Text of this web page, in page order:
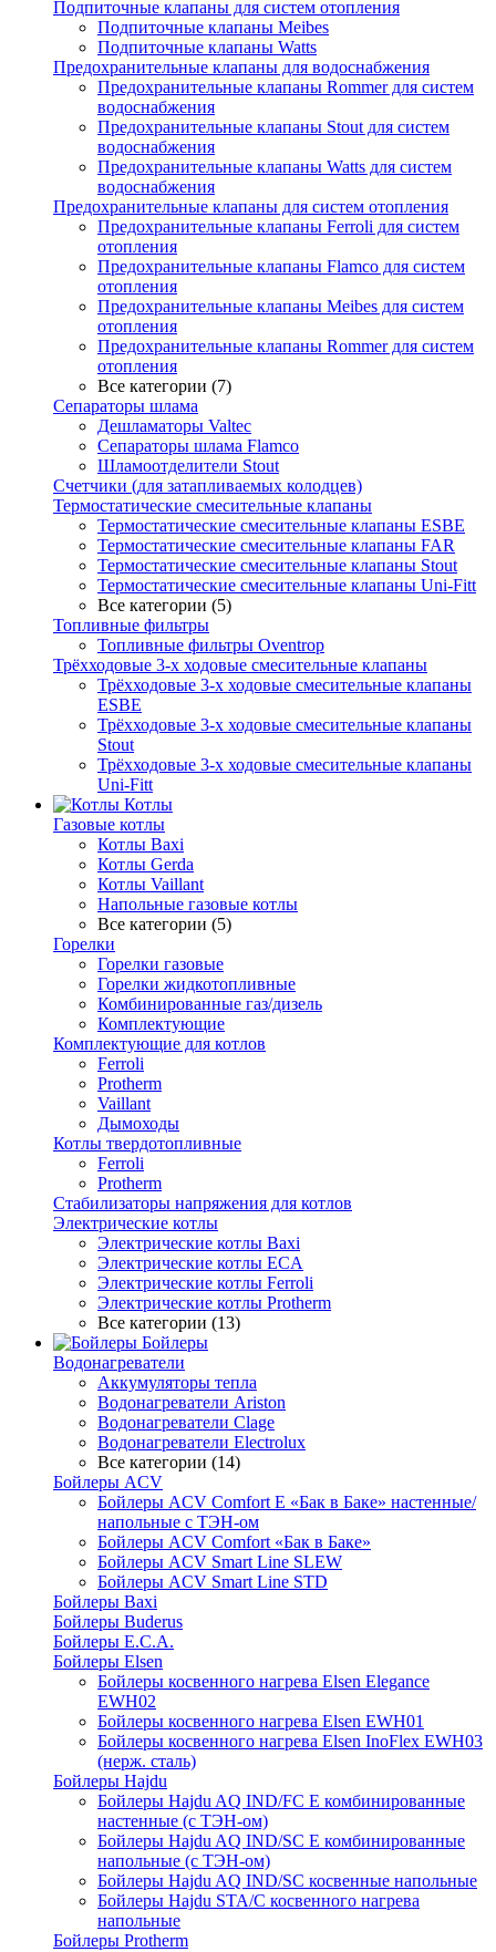
Подпиточные клапаны для систем отопления
Подпиточные клапаны Meibes
Подпиточные клапаны Watts
Предохранительные клапаны для водоснабжения
Предохранительные клапаны Rommer для систем
водоснабжения
Предохранительные клапаны Stout для систем
водоснабжения
Предохранительные клапаны Watts для систем
водоснабжения
Предохранительные клапаны для систем отопления
Предохранительные клапаны Ferroli для систем
отопления
Предохранительные клапаны Flamco для систем
отопления
Предохранительные клапаны Meibes для систем
отопления
Предохранительные клапаны Rommer для систем
отопления
Все категории (7)
Сепараторы шлама
Дешламаторы Valtec
Сепараторы шлама Flamco
Шламоотделители Stout
Счетчики (для затапливаемых колодцев)
Термостатические смесительные клапаны
Термостатические смесительные клапаны ESBE
Термостатические смесительные клапаны FAR
Термостатические смесительные клапаны Stout
Термостатические смесительные клапаны Uni-Fitt
Все категории (5)
Топливные фильтры
Топливные фильтры Oventrop
Трёхходовые 3-х ходовые смесительные клапаны
Трёхходовые 3-х ходовые смесительные клапаны
ESBE
Трёхходовые 3-х ходовые смесительные клапаны
Stout
Трёхходовые 3-х ходовые смесительные клапаны
Uni-Fitt
Котлы
Газовые котлы
Котлы Baxi
Котлы Gerda
Котлы Vaillant
Напольные газовые котлы
Все категории (5)
Горелки
Горелки газовые
Горелки жидкотопливные
Комбинированные газ/дизель
Комплектующие
Комплектующие для котлов
Ferroli
Protherm
Vaillant
Дымоходы
Котлы твердотопливные
Ferroli
Protherm
Стабилизаторы напряжения для котлов
Электрические котлы
Электрические котлы Baxi
Электрические котлы ECA
Электрические котлы Ferroli
Электрические котлы Protherm
Все категории (13)
Бойлеры
Водонагреватели
Аккумуляторы тепла
Водонагреватели Ariston
Водонагреватели Clage
Водонагреватели Electrolux
Все категории (14)
Бойлеры ACV
Бойлеры ACV Comfort E «Бак в Баке» настенные/
напольные c ТЭН-ом
Бойлеры ACV Comfort «Бак в Баке»
Бойлеры ACV Smart Line SLEW
Бойлеры ACV Smart Line STD
Бойлеры Baxi
Бойлеры Buderus
Бойлеры E.C.A.
Бойлеры Elsen
Бойлеры косвенного нагрева Elsen Elegance
EWH02
Бойлеры косвенного нагрева Elsen EWH01
Бойлеры косвенного нагрева Elsen InoFlex EWH03
(нерж. сталь)
Бойлеры Hajdu
Бойлеры Hajdu AQ IND/FC E комбинированные
настенные (с ТЭН-ом)
Бойлеры Hajdu AQ IND/SC E комбинированные
напольные (с ТЭН-ом)
Бойлеры Hajdu AQ IND/SC косвенные напольные
Бойлеры Hajdu STA/C косвенного нагрева
напольные
Бойлеры Protherm